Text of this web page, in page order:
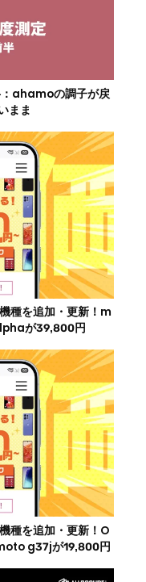
ahamoの調子が戻
まま
種を追加・更新！m
が39,800円
種を追加・更新！O
g37jが19,800円